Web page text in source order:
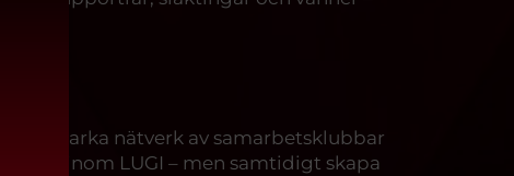
vårt starka nätverk av samarbetsklubbar
inom LUGI – men samtidigt skapa